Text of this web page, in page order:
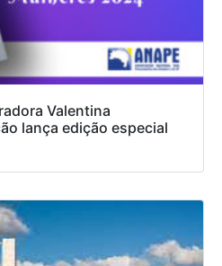
Valentina
lança edição especial